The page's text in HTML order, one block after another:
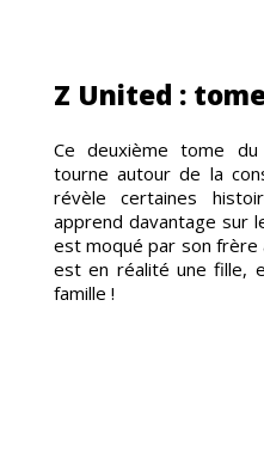
Z United :
Ce deuxième tome
tourne autour de la
révèle certaines
apprend davantage sur
est moqué par son frère
est en réalité une fille,
famille !